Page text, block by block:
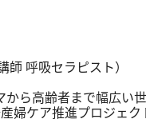
呼吸セラピスト）
ら高齢者まで幅広い
婦ケア推進プロジェク